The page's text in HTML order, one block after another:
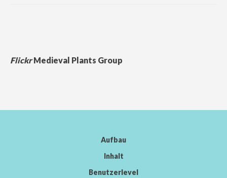
FlickrMedieval Plants Group
Aufbau
Inhalt
Benutzerlevel